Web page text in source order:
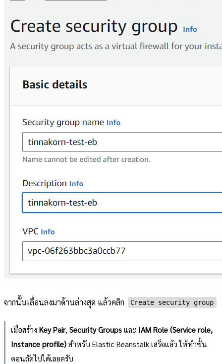
จากนั้นเลื่อนลงมาด้านล่างสุด แล้วคลิก Create security group
เมื่อสร้าง Key Pair, Security Groupsและ IAM Role (Service role,
Instance profile)สำหรับ Elastic Beanstalk เสร็จแล้ว ให้ทำขั้น
ตอนถัดไปได้เลยครับ